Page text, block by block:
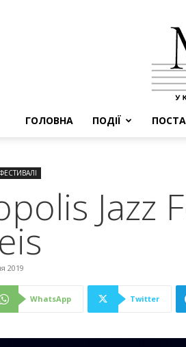
ГОЛОВНА ПОДІЇ
ФЕСТИВАЛІ
Jazz
2019
WhatsApp Twitter